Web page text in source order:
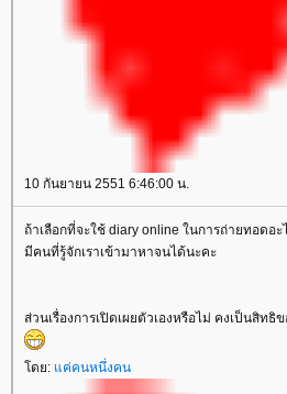
10 กันยายน 2551 6:46:00 น.
ถ้าเลือกที่จะใช้ diary online ในการถ่ายทอดอ
มีคนที่รู้จักเราเข้ามาหาจนได้นะคะ
ส่วนเรื่องการเปิดเผยตัวเองหรือไม่ คงเป็นสิท
ดย: ค่คนหนึ่งคน